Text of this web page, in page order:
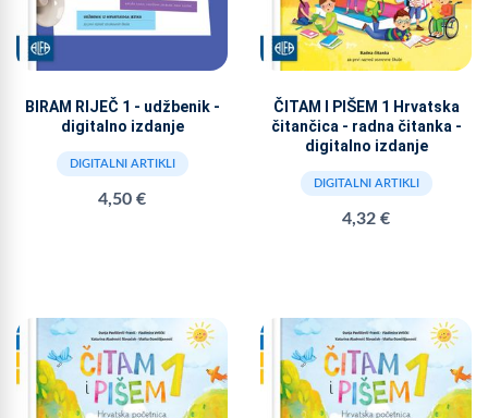
BIRAM RIJEČ 1 - udžbenik -
digitalno izdanje
DIGITALNI ARTIKLI
4,50 €
ČITAM I PIŠEM 1 Hrvatska
čitančica - radna čitanka -
digitalno izdanje
DIGITALNI ARTIKLI
4,32 €